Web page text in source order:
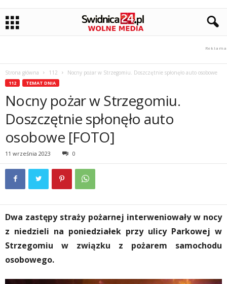
Strona główna 112 Nocny pożar w Strzegomiu. Doszczętnie spłonęło auto osobowe
112 TEMAT DNIA
Nocny pożar w Strzegomiu.
Doszczętnie spłonęło auto
osobowe [FOTO]
11 września 2023 0
Dwa zastępy straży pożarnej interweniowały w nocy
z niedzieli na poniedziałek przy ulicy Parkowej w
Strzegomiu w związku z pożarem samochodu
osobowego.